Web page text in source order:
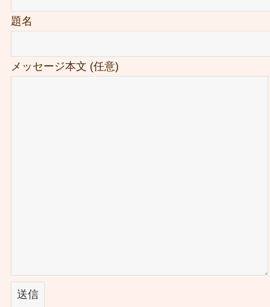
題名
メッセージ本文 (任意)